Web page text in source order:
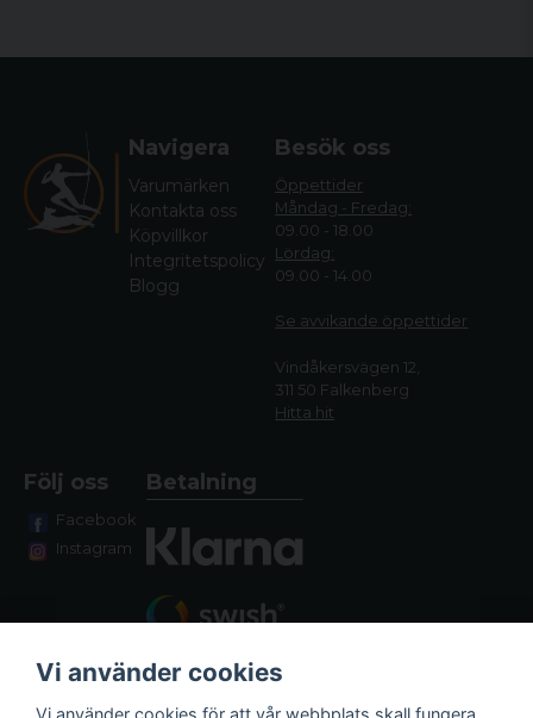
Navigera
Varumärken
Kontakta oss
Köpvillkor
Integritetspolicy
Blogg
Besök oss
Öppettider
Måndag - Fredag:
09.00 - 18.00
Lördag:
09.00 - 14.00
Se avvikande öppettider
Vindåkersvägen 12,
311 50 Falkenberg
Hitta hit
Följ oss
Facebook
Instagram
Betalning
Vi använder cookies
Vi använder cookies för att vår webbplats skall fungera